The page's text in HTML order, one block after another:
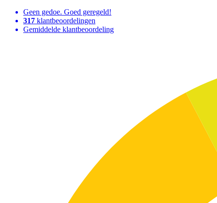
Geen gedoe. Goed geregeld!
317 klantbeoordelingen
Gemiddelde klantbeoordeling